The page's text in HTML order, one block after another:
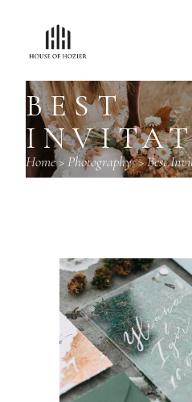
BEST
Home> Photography>Best